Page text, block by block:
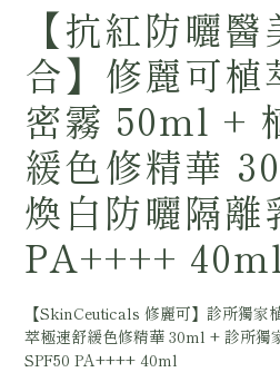
【抗紅防曬
合】修麗可植
密霧 50ml +
緩色修精華
煥白防曬隔離
PA++++
【SkinCeuticals 修麗可】診所獨
萃極速舒緩色修精華 30ml + 診所獨
SPF50 PA++++ 40ml